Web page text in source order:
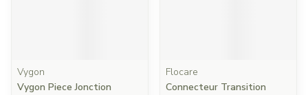
Vygon
Vygon Piece Jonction
Flocare
Connecteur Transition